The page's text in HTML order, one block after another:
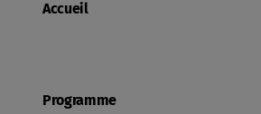
Accueil
Programme